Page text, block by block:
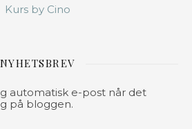
Kurs by Cino
NYHETSBREV
automatisk e-post når det
på bloggen.